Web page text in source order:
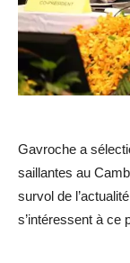
Gavroche a
saillantes au
survol de
s’intéressent à ce